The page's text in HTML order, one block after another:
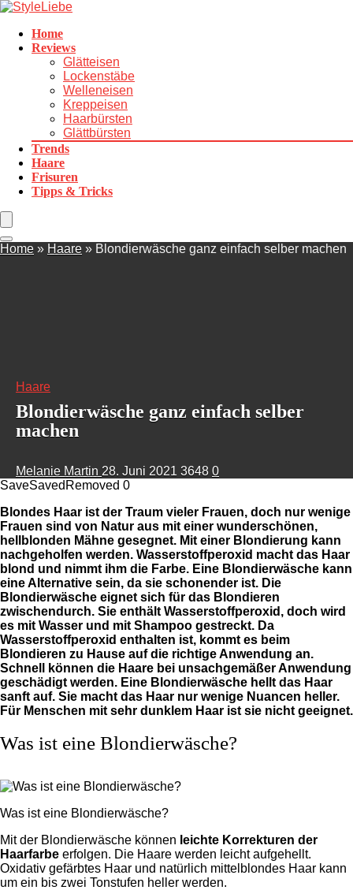
Home
Reviews
Glätteisen
Lockenstäbe
Welleneisen
Kreppeisen
Haarbürsten
Glättbürsten
Trends
Haare
Frisuren
Tipps & Tricks
Home » Haare » Blondierwäsche ganz einfach selber machen
Haare
Blondierwäsche ganz einfach selber
machen
Melanie Martin 28. Juni 2021 3648 0
SaveSaved Removed 0
Blondes Haar ist der Traum vieler Frauen, doch nur wenige
Frauen sind von Natur aus mit einer wunderschönen,
hellblonden Mähne gesegnet. Mit einer Blondierung kann
nachgeholfen werden. Wasserstoffperoxid macht das Haar
blond und nimmt ihm die Farbe. Eine Blondierwäsche kann
eine Alternative sein, da sie schonender ist. Die
Blondierwäsche eignet sich für das Blondieren
zwischendurch. Sie enthält Wasserstoffperoxid, doch wird
es mit Wasser und mit Shampoo gestreckt. Da
Wasserstoffperoxid enthalten ist, kommt es beim
Blondieren zu Hause auf die richtige Anwendung an.
Schnell können die Haare bei unsachgemäßer Anwendung
geschädigt werden. Eine Blondierwäsche hellt das Haar
sanft auf. Sie macht das Haar nur wenige Nuancen heller.
Für Menschen mit sehr dunklem Haar ist sie nicht geeignet.
Was ist eine Blondierwäsche?
Was ist eine Blondierwäsche?
Mit der Blondierwäsche können leichte Korrekturen der
Haarfarbe erfolgen. Die Haare werden leicht aufgehellt.
Oxidativ gefärbtes Haar und natürlich mittelblondes Haar kann
um ein bis zwei Tonstufen heller werden.